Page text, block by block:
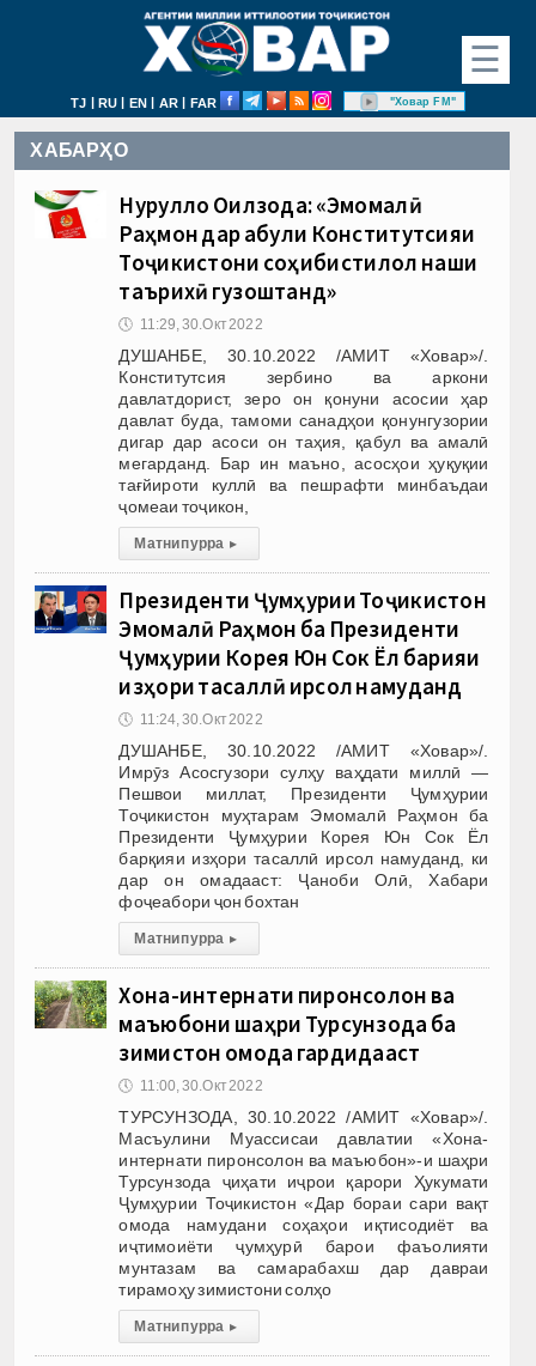
☰
TJ | RU | EN | AR | FAR "Ховар FM"
ХАБАРҲО
Нурулло Оқилзода: «Эмомалӣ
Раҳмон дар қабули Конститутсияи
Тоҷикистони соҳибистиқлол нақши
таърихӣ гузоштанд»
🕔 11:29, 30.Окт 2022
ДУШАНБЕ, 30.10.2022 /АМИТ «Ховар»/.
Конститутсия зербино ва аркони
давлатдорист, зеро он қонуни асосии ҳар
давлат буда, тамоми санадҳои қонунгузории
дигар дар асоси он таҳия, қабул ва амалӣ
мегарданд. Бар ин маъно, асосҳои ҳуқуқии
тағйироти куллӣ ва пешрафти минбаъдаи
ҷомеаи тоҷикон,
Матни пурра ▸
Президенти Ҷумҳурии Тоҷикистон
Эмомалӣ Раҳмон ба Президенти
Ҷумҳурии Корея Юн Сок Ёл барқияи
изҳори тасаллӣ ирсол намуданд
🕔 11:24, 30.Окт 2022
ДУШАНБЕ, 30.10.2022 /АМИТ «Ховар»/.
Имрӯз Асосгузори сулҳу ваҳдати миллӣ —
Пешвои миллат, Президенти Ҷумҳурии
Тоҷикистон муҳтарам Эмомалӣ Раҳмон ба
Президенти Ҷумҳурии Корея Юн Сок Ёл
барқияи изҳори тасаллӣ ирсол намуданд, ки
дар он омадааст: Ҷаноби Олӣ, Хабари
фоҷеабори ҷон бохтан
Матни пурра ▸
Хона-интернати пиронсолон ва
маъюбони шаҳри Турсунзода ба
зимистон омода гардидааст
🕔 11:00, 30.Окт 2022
ТУРСУНЗОДА, 30.10.2022 /АМИТ «Ховар»/.
Масъулини Муассисаи давлатии «Хона-
интернати пиронсолон ва маъюбон»-и шаҳри
Турсунзода ҷиҳати иҷрои қарори Ҳукумати
Ҷумҳурии Тоҷикистон «Дар бораи сари вақт
омода намудани соҳаҳои иқтисодиёт ва
иҷтимоиёти ҷумҳурӣ барои фаъолияти
мунтазам ва самарабахш дар давраи
тирамоҳу зимистони солҳо
Матни пурра ▸